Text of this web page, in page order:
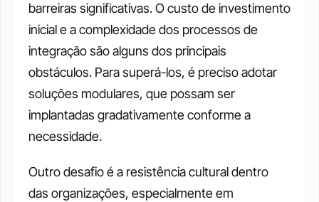
barreiras significativas. O custo de investimento
inicial e a complexidade dos processos de
integração são alguns dos principais
obstáculos. Para superá-los, é preciso adotar
soluções modulares, que possam ser
implantadas gradativamente conforme a
necessidade.
Outro desafio é a resistência cultural dentro
das organizações, especialmente em